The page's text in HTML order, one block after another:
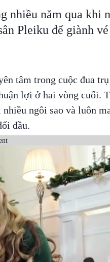
nhiều năm qua khi
Pleiku để giành
tâm trong cuộc đua trụ
lợi ở hai vòng cuối.
ngôi sao và luôn
đầu.